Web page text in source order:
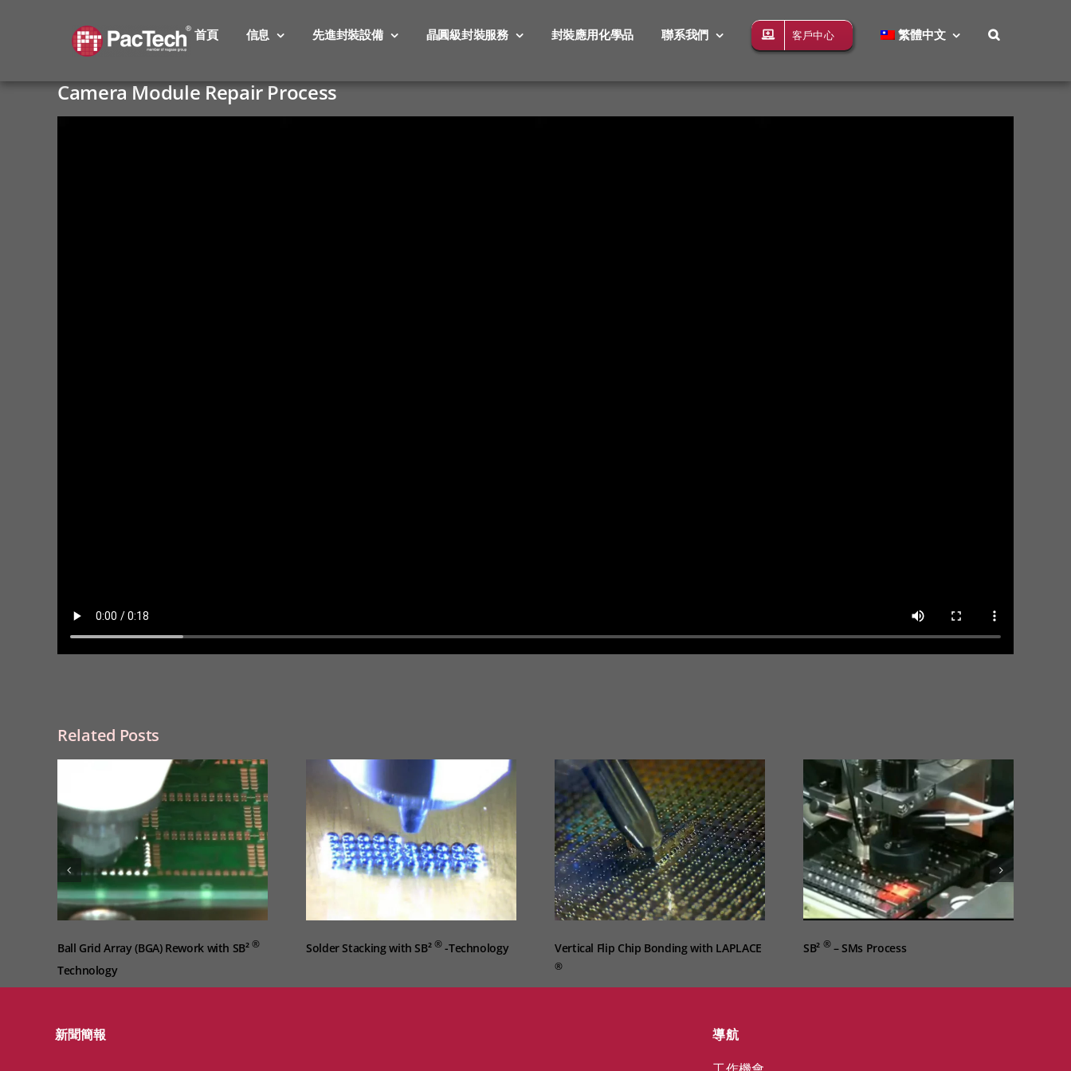
首頁 信息 先進封裝設備 晶圓級封裝服務 封裝應用化學品 聯系我們 客戶中心 繁體中文
Camera Module Repair Process
Related Posts
Ball Grid Array (BGA) Rework with SB²®
Technology
Solder Stacking with SB² ®-Technology Vertical Flip Chip Bonding with LAPLACE
®
SB² ®– SMs Process
新聞簡報
導航